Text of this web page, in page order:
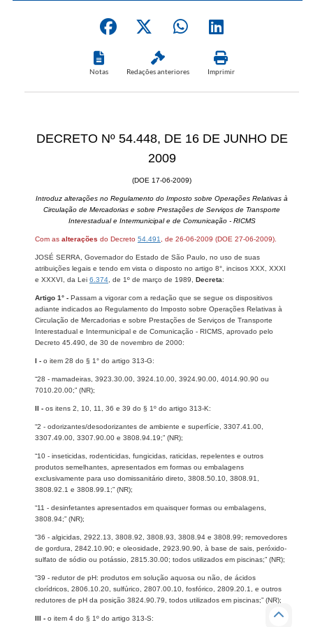
Notas Redações anteriores Imprimir
DECRETO Nº 54.448, DE 16 DE JUNHO DE
2009
(DOE 17-06-2009)
Introduz alterações no Regulamento do Imposto sobre Operações Relativas à
Circulação de Mercadorias e sobre Prestações de Serviços de Transporte
Interestadual e Intermunicipal e de Comunicação - RICMS
Com as alterações do Decreto 54.491 , de 26-06-2009 (DOE 27-06-2009).
JOSÉ SERRA, Governador do Estado de São Paulo, no uso de suas
atribuições legais e tendo em vista o disposto no artigo 8°, incisos XXX, XXXI
e XXXVI, da Lei 6.374 , de 1º de março de 1989, Decreta:
Artigo 1° - Passam a vigorar com a redação que se segue os dispositivos
adiante indicados ao Regulamento do Imposto sobre Operações Relativas à
Circulação de Mercadorias e sobre Prestações de Serviços de Transporte
Interestadual e Intermunicipal e de Comunicação - RICMS, aprovado pelo
Decreto 45.490, de 30 de novembro de 2000:
I - o item 28 do § 1° do artigo 313-G:
“28 - mamadeiras, 3923.30.00, 3924.10.00, 3924.90.00, 4014.90.90 ou
7010.20.00;” (NR);
II - os itens 2, 10, 11, 36 e 39 do § 1º do artigo 313-K:
“2 - odorizantes/desodorizantes de ambiente e superfície, 3307.41.00,
3307.49.00, 3307.90.00 e 3808.94.19;” (NR);
“10 - inseticidas, rodenticidas, fungicidas, raticidas, repelentes e outros
produtos semelhantes, apresentados em formas ou embalagens
exclusivamente para uso domissanitário direto, 3808.50.10, 3808.91,
3808.92.1 e 3808.99.1;” (NR);
“11 - desinfetantes apresentados em quaisquer formas ou embalagens,
3808.94;” (NR);
“36 - algicidas, 2922.13, 3808.92, 3808.93, 3808.94 e 3808.99; removedores
de gordura, 2842.10.90; e oleosidade, 2923.90.90, à base de sais, peróxido-
sulfato de sódio ou potássio, 2815.30.00; todos utilizados em piscinas;” (NR);
“39 - redutor de pH: produtos em solução aquosa ou não, de ácidos
clorídricos, 2806.10.20, sulfúrico, 2807.00.10, fosfórico, 2809.20.1, e outros
redutores de pH da posição 3824.90.79, todos utilizados em piscinas;” (NR);
III - o item 4 do § 1º do artigo 313-S: